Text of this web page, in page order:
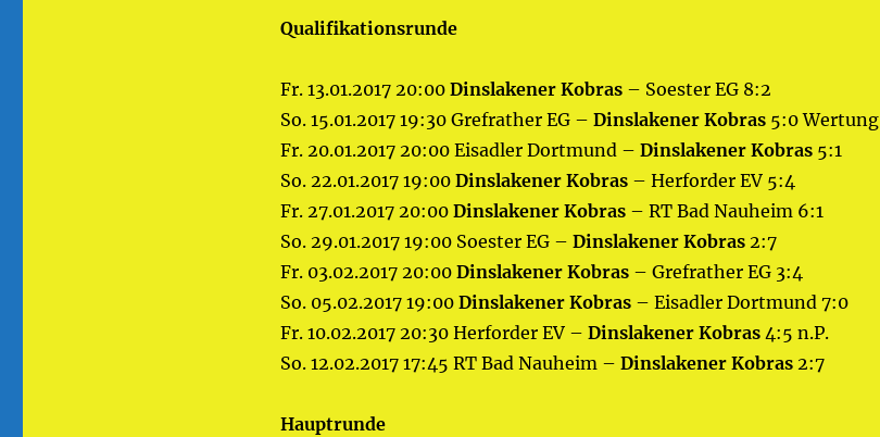
Qualifikationsrunde
Fr. 13.01.2017 20:00 Dinslakener Kobras– Soester EG 8:2
So. 15.01.2017 19:30 Grefrather EG – Dinslakener Kobras 5:0 Wertung
Fr. 20.01.2017 20:00 Eisadler Dortmund – Dinslakener Kobras 5:1
So. 22.01.2017 19:00 Dinslakener Kobras– Herforder EV 5:4
Fr. 27.01.2017 20:00 Dinslakener Kobras– RT Bad Nauheim 6:1
So. 29.01.2017 19:00 Soester EG – Dinslakener Kobras2:7
Fr. 03.02.2017 20:00 Dinslakener Kobras– Grefrather EG 3:4
So. 05.02.2017 19:00 Dinslakener Kobras– Eisadler Dortmund 7:0
Fr. 10.02.2017 20:30 Herforder EV – Dinslakener Kobras 4:5 n.P.
So. 12.02.2017 17:45 RT Bad Nauheim – Dinslakener Kobras 2:7
Hauptrunde